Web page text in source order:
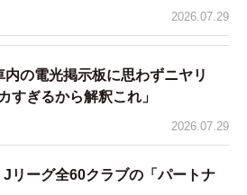
2026.07.29
内の電光掲示板に思わずニヤリ
すぎるから解釈これ」
2026.07.29
リーグ全60クラブの「パートナ